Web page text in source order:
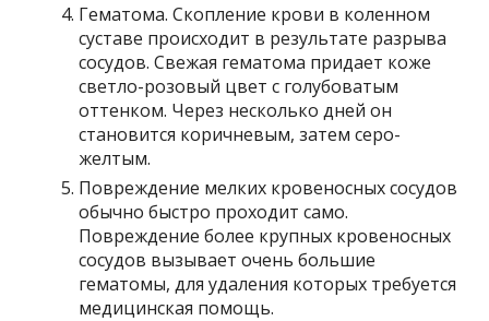
Гематома. Скопление крови в коленном
суставе происходит в результате разрыва
сосудов. Свежая гематома придает коже
светло-розовый цвет с голубоватым
оттенком. Через несколько дней он
становится коричневым, затем серо-
желтым.
Повреждение мелких кровеносных сосудов
обычно быстро проходит само.
Повреждение более крупных кровеносных
сосудов вызывает очень большие
гематомы, для удаления которых требуется
медицинская помощь.